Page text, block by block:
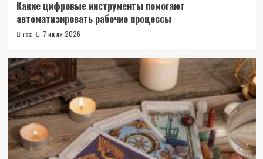
Какие цифровые инструменты помогают
автоматизировать рабочие процессы
raz 7 июля 2026